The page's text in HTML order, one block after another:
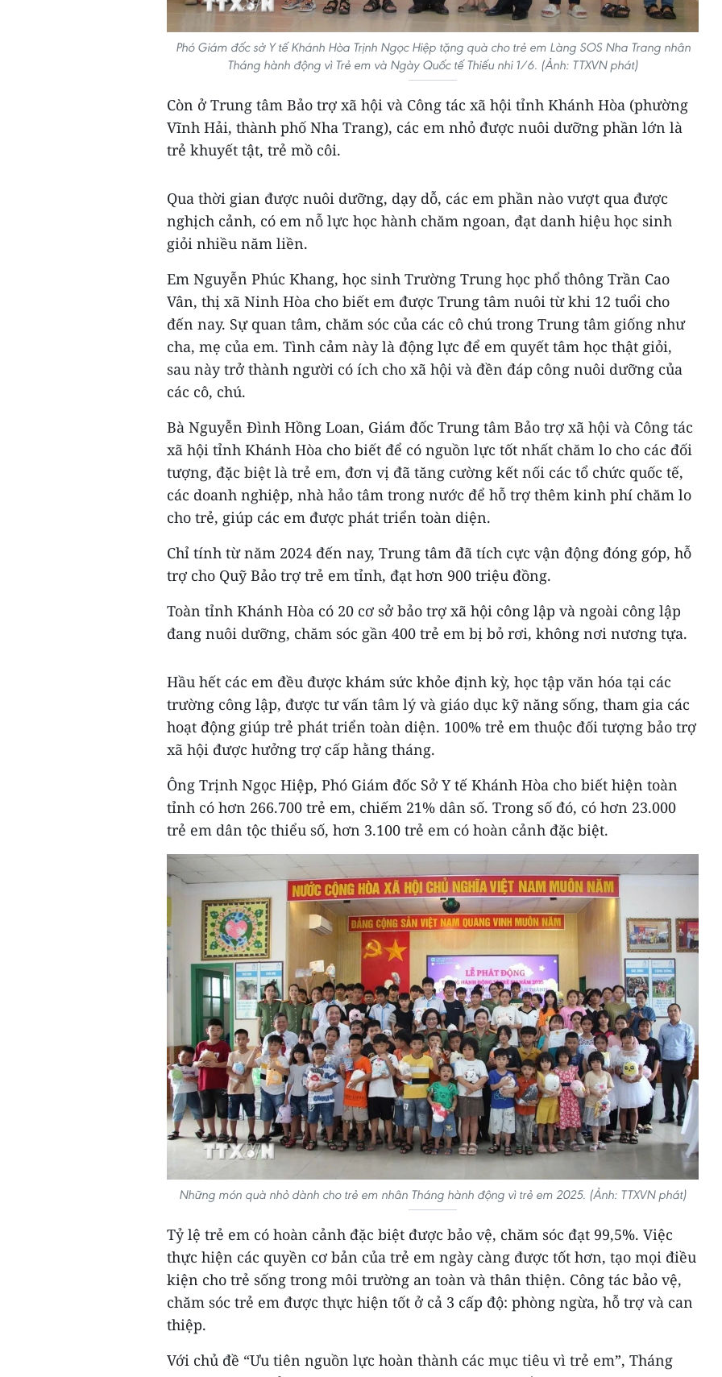
Phó Giám đốc sở Y tế Khánh Hòa Trịnh Ngọc Hiệp tặng quà cho trẻ em Làng SOS Nha Trang nhân
Tháng hành động vì Trẻ em và Ngày Quốc tế Thiếu nhi 1/6. (Ảnh: TTXVN phát)
Còn ở Trung tâm Bảo trợ xã hội và Công tác xã hội tỉnh Khánh Hòa (phường
Vĩnh Hải, thành phố Nha Trang), các em nhỏ được nuôi dưỡng phần lớn là
trẻ khuyết tật, trẻ mồ côi.
Qua thời gian được nuôi dưỡng, dạy dỗ, các em phần nào vượt qua được
nghịch cảnh, có em nỗ lực học hành chăm ngoan, đạt danh hiệu học sinh
giỏi nhiều năm liền.
Em Nguyễn Phúc Khang, học sinh Trường Trung học phổ thông Trần Cao
Vân, thị xã Ninh Hòa cho biết em được Trung tâm nuôi từ khi 12 tuổi cho
đến nay. Sự quan tâm, chăm sóc của các cô chú trong Trung tâm giống như
cha, mẹ của em. Tình cảm này là động lực để em quyết tâm học thật giỏi,
sau này trở thành người có ích cho xã hội và đền đáp công nuôi dưỡng của
các cô, chú.
Bà Nguyễn Đình Hồng Loan, Giám đốc Trung tâm Bảo trợ xã hội và Công tác
xã hội tỉnh Khánh Hòa cho biết để có nguồn lực tốt nhất chăm lo cho các đối
tượng, đặc biệt là trẻ em, đơn vị đã tăng cường kết nối các tổ chức quốc tế,
các doanh nghiệp, nhà hảo tâm trong nước để hỗ trợ thêm kinh phí chăm lo
cho trẻ, giúp các em được phát triển toàn diện.
Chỉ tính từ năm 2024 đến nay, Trung tâm đã tích cực vận động đóng góp, hỗ
trợ cho Quỹ Bảo trợ trẻ em tỉnh, đạt hơn 900 triệu đồng.
Toàn tỉnh Khánh Hòa có 20 cơ sở bảo trợ xã hội công lập và ngoài công lập
đang nuôi dưỡng, chăm sóc gần 400 trẻ em bị bỏ rơi, không nơi nương tựa.
Hầu hết các em đều được khám sức khỏe định kỳ, học tập văn hóa tại các
trường công lập, được tư vấn tâm lý và giáo dục kỹ năng sống, tham gia các
hoạt động giúp trẻ phát triển toàn diện. 100% trẻ em thuộc đối tượng bảo trợ
xã hội được hưởng trợ cấp hằng tháng.
Ông Trịnh Ngọc Hiệp, Phó Giám đốc Sở Y tế Khánh Hòa cho biết hiện toàn
tỉnh có hơn 266.700 trẻ em, chiếm 21% dân số. Trong số đó, có hơn 23.000
trẻ em dân tộc thiểu số, hơn 3.100 trẻ em có hoàn cảnh đặc biệt.
Những món quà nhỏ dành cho trẻ em nhân Tháng hành động vì trẻ em 2025. (Ảnh: TTXVN phát)
Tỷ lệ trẻ em có hoàn cảnh đặc biệt được bảo vệ, chăm sóc đạt 99,5%. Việc
thực hiện các quyền cơ bản của trẻ em ngày càng được tốt hơn, tạo mọi điều
kiện cho trẻ sống trong môi trường an toàn và thân thiện. Công tác bảo vệ,
chăm sóc trẻ em được thực hiện tốt ở cả 3 cấp độ: phòng ngừa, hỗ trợ và can
thiệp.
Với chủ đề “Ưu tiên nguồn lực hoàn thành các mục tiêu vì trẻ em”, Tháng